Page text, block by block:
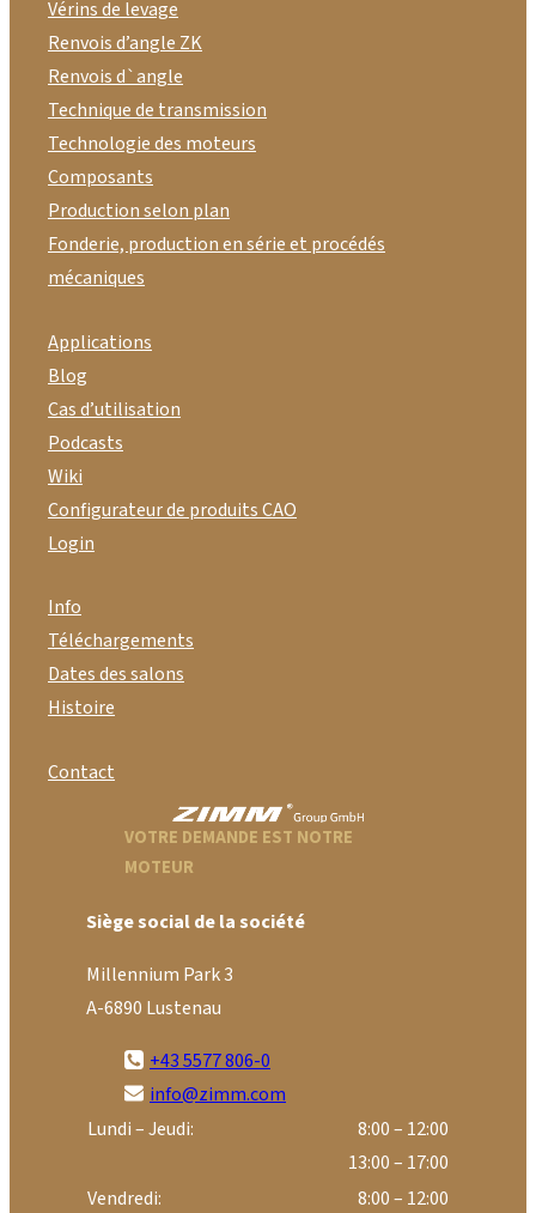
Vérins de levage
Renvois d’angle ZK
Renvois d`angle
Technique de transmission
Technologie des moteurs
Composants
Production selon plan
Fonderie, production en série et procédés
mécaniques
Applications
Blog
Cas d’utilisation
Podcasts
Wiki
Configurateur de produits CAO
Login
Info
Téléchargements
Dates des salons
Histoire
Contact
VOTRE DEMANDE EST NOTRE
MOTEUR
Siège social de la société
Millennium Park 3
A-6890 Lustenau
+43 5577 806-0
info@zimm.com
Lundi – Jeudi:
8:00 – 12:00
13:00 – 17:00
Vendredi:
8:00 – 12:00